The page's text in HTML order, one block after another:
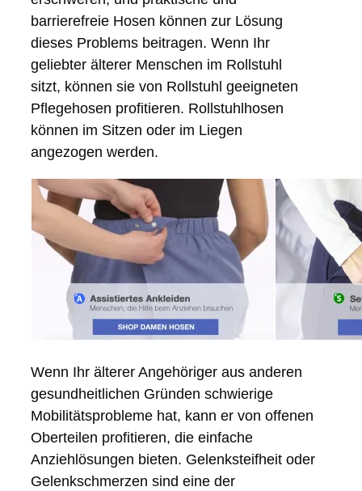
barrierefreie Hosen können zur Lösung
dieses Problems beitragen. Wenn Ihr
geliebter älterer Menschen im Rollstuhl
sitzt, können sie von Rollstuhl geeigneten
Pflegehosen profitieren. Rollstuhlhosen
können im Sitzen oder im Liegen
angezogen werden.
Wenn Ihr älterer Angehöriger aus anderen
gesundheitlichen Gründen schwierige
Mobilitätsprobleme hat, kann er von offenen
Oberteilen profitieren, die einfache
Anziehlösungen bieten. Gelenksteifheit oder
Gelenkschmerzen sind eine der